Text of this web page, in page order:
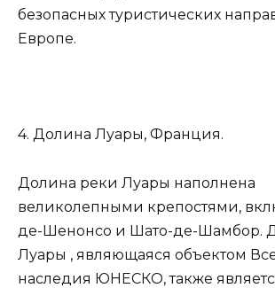
безопасных туристических
Европе.
4. Долина Луары, Франция.
Долина реки Луары наполнена
великолепными крепостями,
де-Шенонсо и Шато-де-Шамбор.
Луары , являющаяся объектом
наследия ЮНЕСКО, также